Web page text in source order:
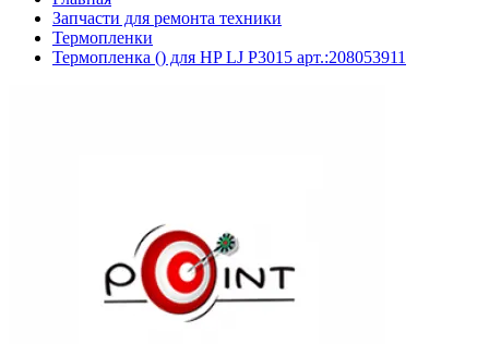
Запчасти для ремонта техники
Термопленки
Термопленка () для HP LJ P3015 арт.:208053911